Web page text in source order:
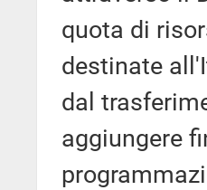
quota di
destinate
dal
aggiungere